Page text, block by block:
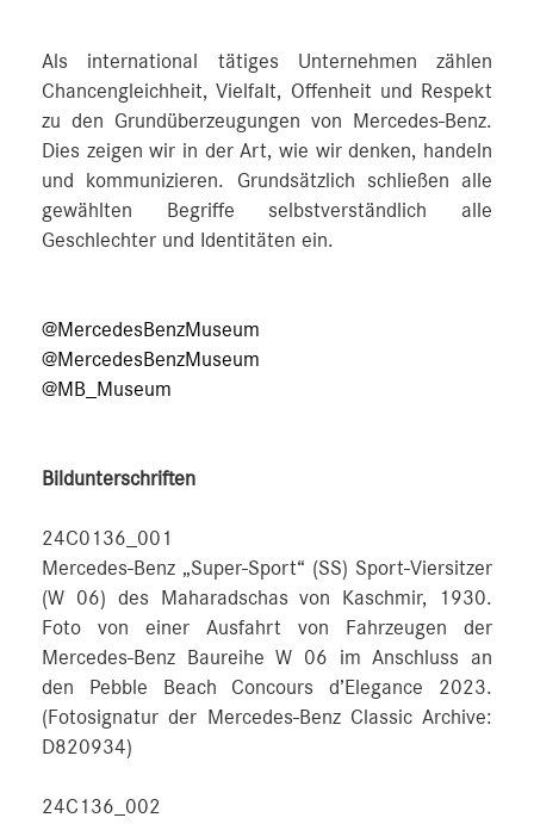
Als international tätiges Unternehmen zählen
Chancengleichheit, Vielfalt, Offenheit und Respekt
zu den Grundüberzeugungen von Mercedes-Benz.
Dies zeigen wir in der Art, wie wir denken, handeln
und kommunizieren. Grundsätzlich schließen alle
gewählten Begriffe selbstverständlich alle
Geschlechter und Identitäten ein.
@MercedesBenzMuseum
@MercedesBenzMuseum
@MB_Museum
Bildunterschriften
24C0136_001
Mercedes-Benz „Super-Sport“ (SS) Sport-Viersitzer
(W 06) des Maharadschas von Kaschmir, 1930.
Foto von einer Ausfahrt von Fahrzeugen der
Mercedes-Benz Baureihe W 06 im Anschluss an
den Pebble Beach Concours d’Elegance 2023.
(Fotosignatur der Mercedes-Benz Classic Archive:
D820934)
24C136_002